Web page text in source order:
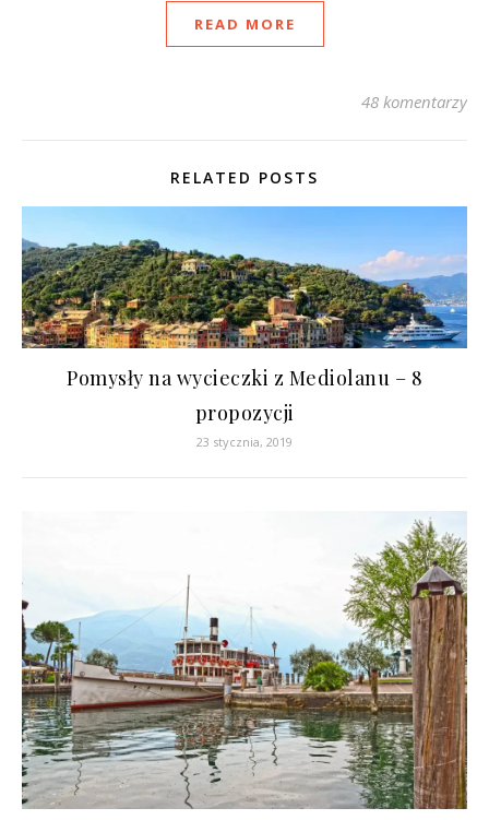
READ MORE
48 komentarzy
RELATED POSTS
Pomysły na wycieczki z Mediolanu – 8
propozycji
23 stycznia, 2019